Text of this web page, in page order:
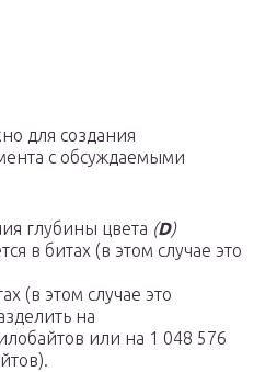
для создания
с обсуждаемыми
глубины цвета (D)
в битах (в этом случае это
(в этом случае это
на
или на 1 048 576